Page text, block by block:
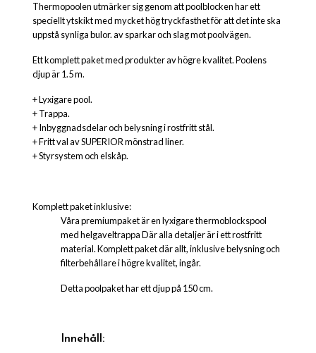
Thermopoolen utmärker sig genom att poolblocken har ett
speciellt ytskikt med mycket hög tryckfasthet för att det inte ska
uppstå synliga bulor. av sparkar och slag mot poolvägen.
Ett komplett paket med produkter av högre kvalitet. Poolens
djup är 1.5 m.
+ Lyxigare pool.
+ Trappa.
+ Inbyggnadsdelar och belysning i rostfritt stål.
+ Fritt val av SUPERIOR mönstrad liner.
+ Styrsystem och elskåp.
Komplett paket inklusive:
Våra premiumpaket är en lyxigare thermoblockspool
med helgaveltrappa Där alla detaljer är i ett rostfritt
material. Komplett paket där allt, inklusive belysning och
filterbehållare i högre kvalitet, ingår.
Detta poolpaket har ett djup på 150 cm.
Innehåll: